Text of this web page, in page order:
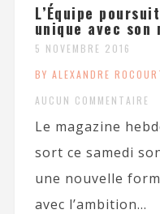
L’Équipe
unique avec son
5 NOVEMBRE 2016
BY ALEXANDRE
AUCUN COMMENTAIRE
Le magazine
sort ce samedi
une nouvelle
avec l’ambition...